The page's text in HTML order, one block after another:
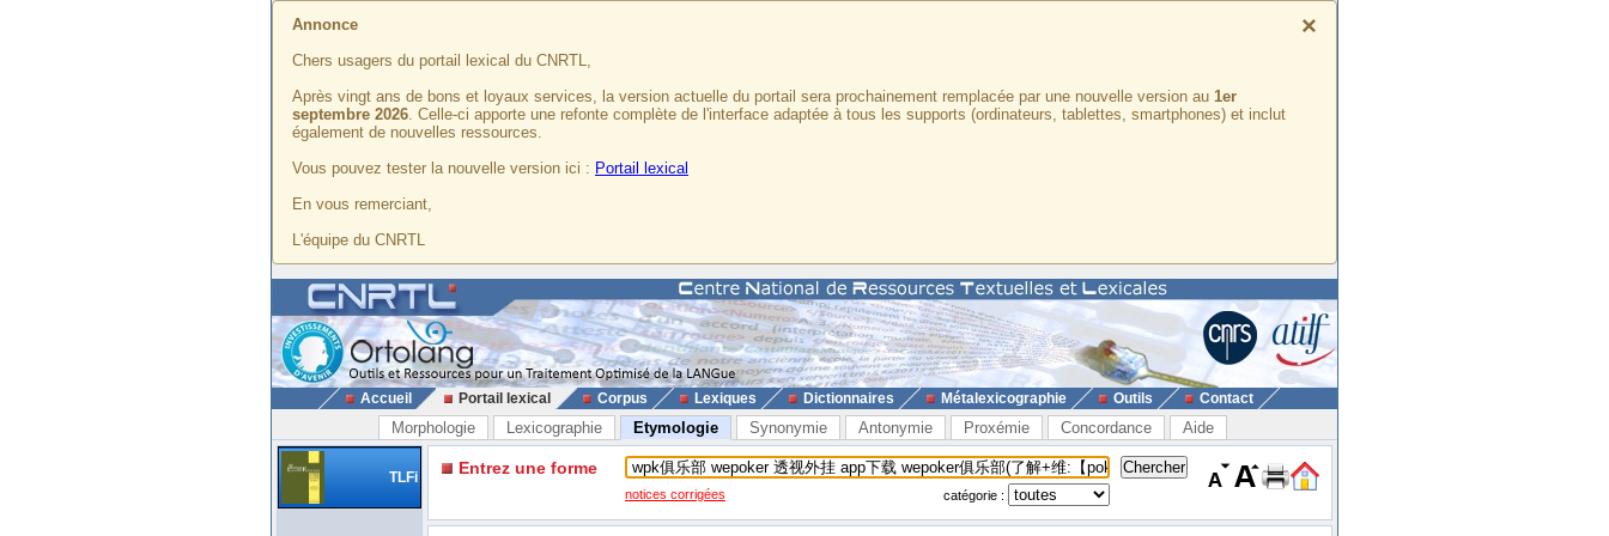
×
Annonce
Chers usagers du portail lexical du CNRTL,
Après vingt ans de bons et loyaux services, la version actuelle du portail sera prochainement remplacée par une nouvelle version au 1er
septembre 2026. Celle-ci apporte une refonte complète de l'interface adaptée à tous les supports (ordinateurs, tablettes, smartphones) et inclut
également de nouvelles ressources.
Vous pouvez tester la nouvelle version ici : Portail lexical
En vous remerciant,
L'équipe du CNRTL
Accueil Portail lexical Corpus Lexiques Dictionnaires Métalexicographie Outils Contact
Morphologie Lexicographie Etymologie Synonymie Antonymie Proxémie Concordance Aide
TLFi Entrez une forme
notices corrigées catégorie :